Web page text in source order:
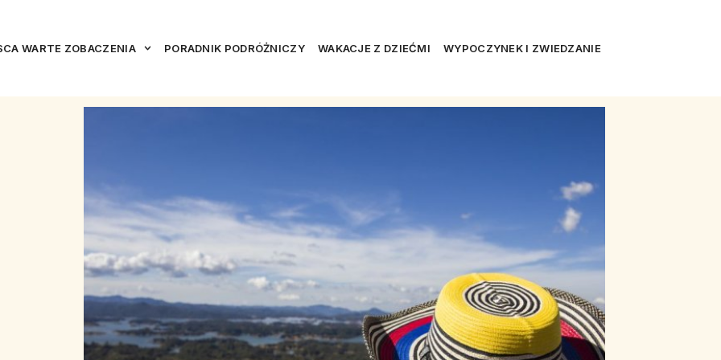
WARTE ZOBACZENIA PORADNIK PODRÓŻNICZY WAKACJE Z DZIEĆMI WYPOCZYNEK I ZWIEDZANIE